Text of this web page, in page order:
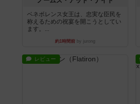
ベネボレンス女王は、忠実な臣民を
称えるための祝宴を開こうとしてい
ます。...
約1時間前 by jurong
レビュー